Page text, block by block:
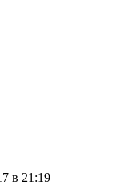
в 21:19